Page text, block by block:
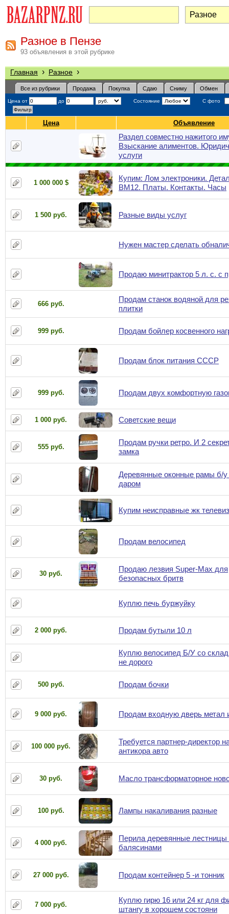
Разное в Пензе
93 объявления в этой рубрике
Главная › Разное ›
Все из рубрики Продажа Покупка Сдаю Сниму Обмен
Цена от до Состояние С фото
Цена Объявление
Раздел совместно нажитого
Взыскание алиментов.
услуги
1 000 000 $
Купим: Лом электроники.
ВМ12. Платы. Контакты. Часы
1 500 руб. Разные виды услуг
Нужен мастер сделать
Продаю минитрактор 5 л. с. с
666 руб.
Продам станок водяной для
плитки
999 руб. Продам бойлер косвенного
Продам блок питания СССР
999 руб. Продам двух комфортную
1 000 руб. Советские вещи
555 руб.
Продам ручки ретро. И 2
замка
Деревянные оконные рамы б/у
даром
Купим неисправные жк
Продам велосипед
30 руб.
Продаю лезвия Super-Max для
безопасных бритв
Куплю печь буржуйку
2 000 руб. Продам бутыли 10 л
Куплю велосипед Б/У со
не дорого
500 руб. Продам бочки
9 000 руб. Продам входную дверь метал
100 000 руб.
Требуется партнер-директор
антикора авто
30 руб. Масло трансформаторное
100 руб. Лампы накаливания разные
4 000 руб.
Перила деревянные лестницы
балясинами
27 000 руб. Продам контейнер 5 -и тонник
7 000 руб.
Куплю гирю 16 или 24 кг для
штангу в хорошем состояни